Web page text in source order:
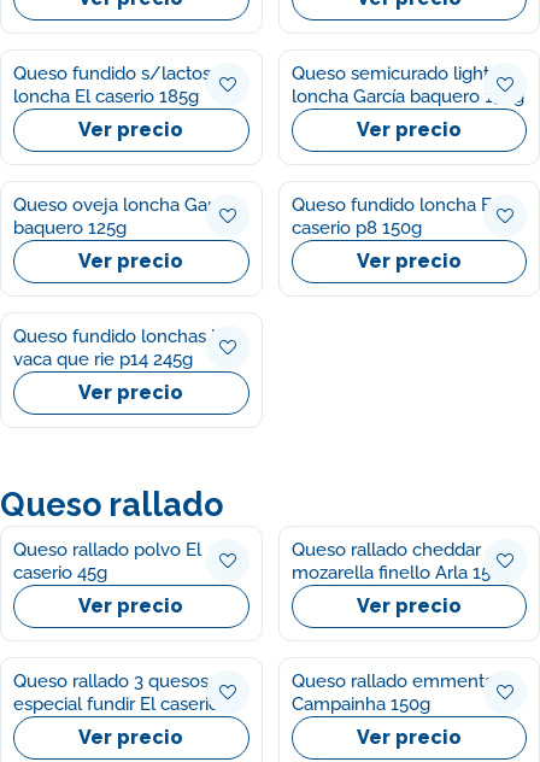
Queso fundido s/lactosa
loncha El caserio 185g
Ver precio
Queso semicurado light
loncha García baquero 150g
Ver precio
Queso oveja loncha García
baquero 125g
Ver precio
Queso fundido loncha El
caserio p8 150g
Ver precio
Queso fundido lonchas La
vaca que rie p14 245g
Ver precio
Queso rallado
Queso rallado polvo El
caserio 45g
Ver precio
Queso rallado cheddar
mozarella finello Arla 150g
Ver precio
Queso rallado 3 quesos
especial fundir El caserio
120g
Ver precio
Queso rallado emmental
Campainha 150g
Ver precio